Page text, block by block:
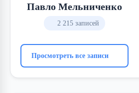
Павло Мельниченко
2 215 записей
Просмотреть все записи